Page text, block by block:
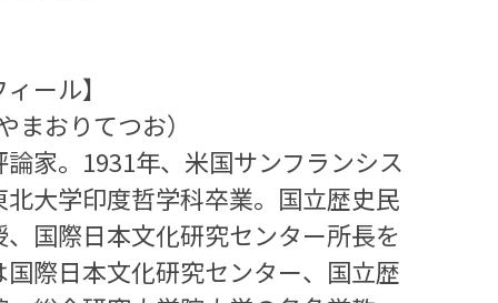
ール】
まおりてつお）
家。1931年、米国サンフランシス
大学印度哲学科卒業。国立歴史民
国際日本文化研究センター所長を
際日本文化研究センター、国立歴